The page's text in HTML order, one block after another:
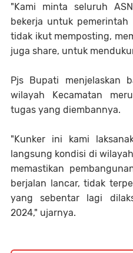
"Kami minta seluruh
bekerja untuk
tidak ikut memposting,
juga share, untuk
Pjs Bupati menjelaskan
wilayah Kecamatan
tugas yang diembannya.
"Kunker ini kami
langsung kondisi di
memastikan
berjalan lancar, tidak
yang sebentar lagi
2024," ujarnya.